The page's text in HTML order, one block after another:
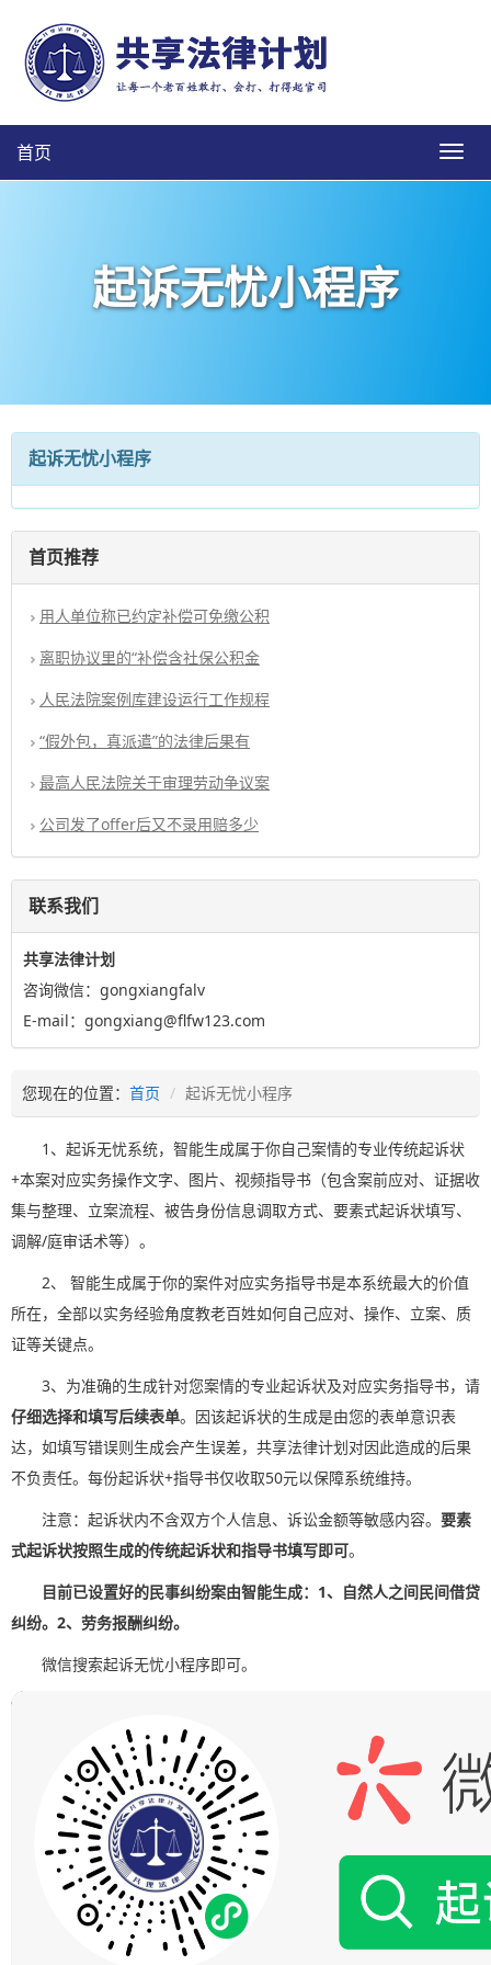
首页
起诉无忧小程序
起诉无忧小程序
首页推荐
用人单位称已约定补偿可免缴公积
离职协议里的“补偿含社保公积金
人民法院案例库建设运行工作规程
“假外包，真派遣”的法律后果有
最高人民法院关于审理劳动争议案
公司发了offer后又不录用赔多少
联系我们
共享法律计划
咨询微信：gongxiangfalv
E-mail：gongxiang@flfw123.com
您现在的位置： 首页 起诉无忧小程序
1、起诉无忧系统，智能生成属于你自己案情的专业传统起诉状
+本案对应实务操作文字、图片、视频指导书（包含案前应对、证据收
集与整理、立案流程、被告身份信息调取方式、要素式起诉状填写、
调解/庭审话术等）。
2、 智能生成属于你的案件对应实务指导书是本系统最大的价值
所在，全部以实务经验角度教老百姓如何自己应对、操作、立案、质
证等关键点。
3、为准确的生成针对您案情的专业起诉状及对应实务指导书，请
仔细选择和填写后续表单。因该起诉状的生成是由您的表单意识表
达，如填写错误则生成会产生误差，共享法律计划对因此造成的后果
不负责任。每份起诉状+指导书仅收取50元以保障系统维持。
注意：起诉状内不含双方个人信息、诉讼金额等敏感内容。 要素
式起诉状按照生成的传统起诉状和指导书填写即可。
目前已设置好的民事纠纷案由智能生成：1、自然人之间民间借贷
纠纷。2、劳务报酬纠纷。
微信搜索起诉无忧小程序即可。